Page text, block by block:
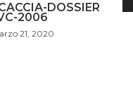
DOSSIER
2006
21, 2020